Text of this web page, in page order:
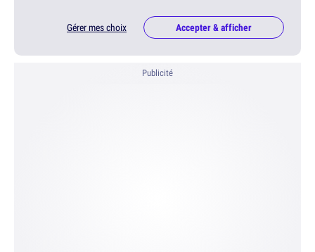
Gérer mes choix Accepter & afficher
Publicité